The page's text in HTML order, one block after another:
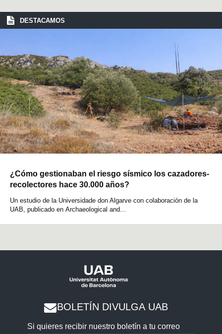
DESTACAMOS
¿Cómo gestionaban el riesgo sísmico los cazadores-
recolectores hace 30.000 años?
Un estudio de la Universidade don Algarve con colaboración de la
UAB, publicado en Archaeological and...
BOLETÍN DIVULGA UAB
Si quieres recibir nuestro boletín a tu correo